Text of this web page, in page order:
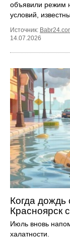
объявили режим
условий,
Источник:
14.07.2026
Когда дождь
Красноярск
Июль вновь
халатности.